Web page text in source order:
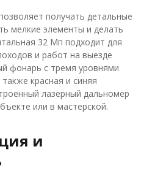
получать детальные
мелкие элементы и делать
32 Мп подходит для
и работ на выезде
фонарь с тремя уровнями
красная и синяя
лазерный дальномер
или в мастерской.
и